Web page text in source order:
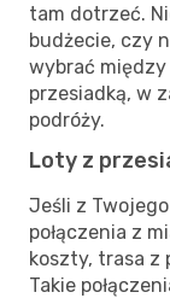
tam dotrzeć.
budżecie, czy
wybrać
przesiadką, w
podróży.
Loty z
Jeśli z
połączenia z
koszty, trasa z
Takie